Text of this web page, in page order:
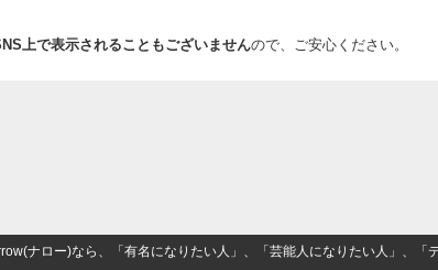
上で表示されることもございませんので、ご安心ください。
ナロー)なら、「有名になりたい人」、「芸能人になりたい人」、「